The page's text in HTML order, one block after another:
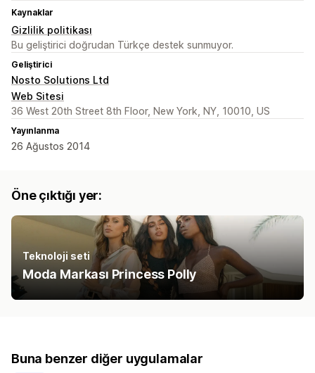
Kaynaklar
Gizlilik politikası
Bu geliştirici doğrudan Türkçe destek sunmuyor.
Geliştirici
Nosto Solutions Ltd
Web Sitesi
36 West 20th Street 8th Floor, New York, NY, 10010, US
Yayınlanma
26 Ağustos 2014
Öne çıktığı yer:
Teknoloji seti
Moda Markası Princess Polly
Buna benzer diğer uygulamalar